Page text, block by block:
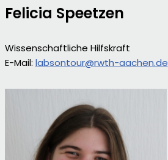
Felicia Speetzen
Wissenschaftliche Hilfskraft
E-Mail: labsontour@rwth-aachen.de